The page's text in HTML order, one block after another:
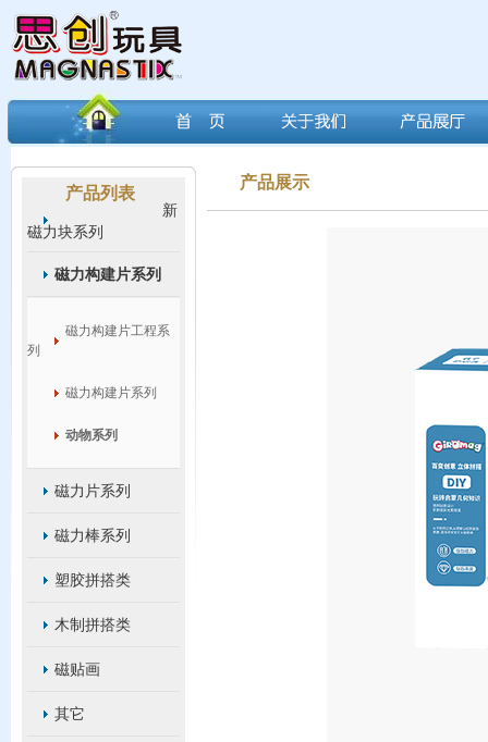
产品列表
新
磁力块系列
磁力构建片系列
磁力构建片工程系
列
磁力构建片系列
动物系列
磁力片系列
磁力棒系列
塑胶拼搭类
木制拼搭类
磁贴画
其它
产品展示